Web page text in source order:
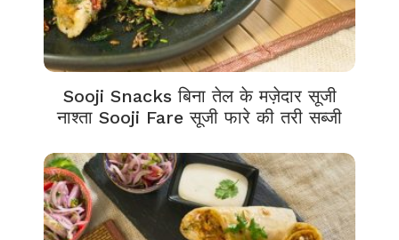
Sooji Snacks बिना तेल के मज़ेदार सूजी
नाश्ता Sooji Fare सूजी फारे की तरी सब्जी